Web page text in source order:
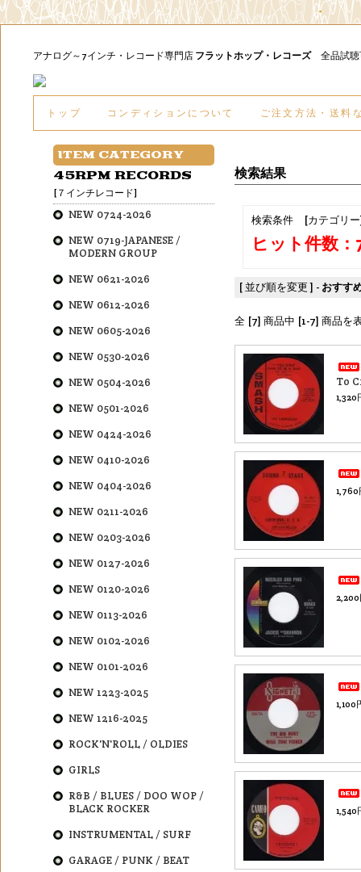
アナログ～7インチ・レコード専門店 フラットホップ・レコーズ全品試
トップ コンディションについて ご注文方法・送料
検索結果
検索条件 [カテゴリ
ヒット件数：
[ 並び順を変更 ] - おすす
全 [7] 商品中 [1-7] 商品を
To
1,320
1,760
1,100
1,540
ITEM CATEGORY
45RPM RECORDS
[７インチレコード]
NEW 0724-2026
NEW 0719-JAPANESE /
MODERN GROUP
NEW 0621-2026
NEW 0612-2026
NEW 0605-2026
NEW 0530-2026
NEW 0504-2026
NEW 0501-2026
NEW 0424-2026
NEW 0410-2026
NEW 0404-2026
NEW 0211-2026
NEW 0203-2026
NEW 0127-2026
NEW 0120-2026
NEW 0113-2026
NEW 0102-2026
NEW 0101-2026
NEW 1223-2025
NEW 1216-2025
ROCK'N'ROLL / OLDIES
GIRLS
R&B / BLUES / DOO WOP /
BLACK ROCKER
INSTRUMENTAL / SURF
GARAGE / PUNK / BEAT